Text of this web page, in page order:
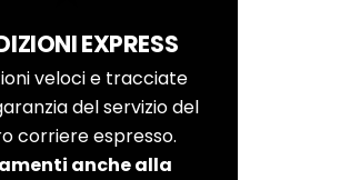
EXPRESS
veloci e tracciate
del servizio del
corriere espresso.
anche alla